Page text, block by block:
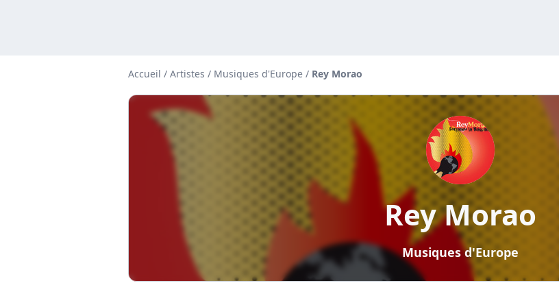
Accueil / Artistes / Musiques d'Europe / Rey Morao
Rey Morao
Musiques d'Europe